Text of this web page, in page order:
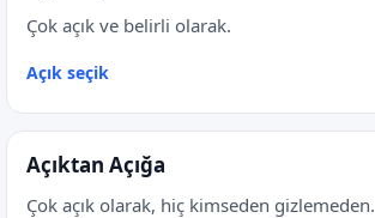
Çok açık ve belirli olarak.
Açık seçik
Açıktan Açığa
Çok açık olarak, hiç kimseden gizlemeden.